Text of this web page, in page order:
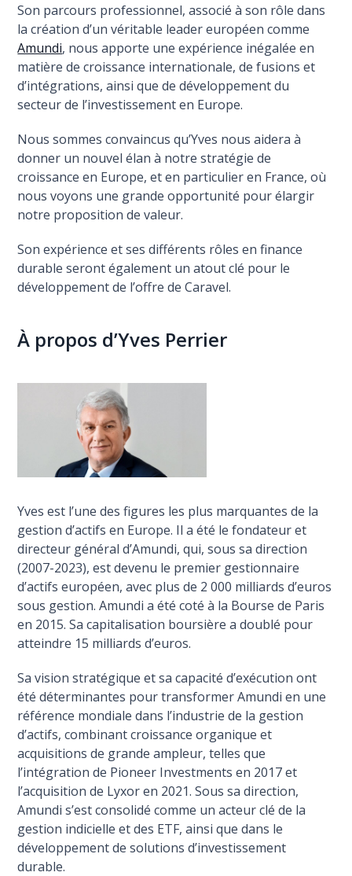
Son parcours professionnel, associé à son rôle dans
la création d’un véritable leader européen comme
Amundi, nous apporte une expérience inégalée en
matière de croissance internationale, de fusions et
d’intégrations, ainsi que de développement du
secteur de l’investissement en Europe.
Nous sommes convaincus qu’Yves nous aidera à
donner un nouvel élan à notre stratégie de
croissance en Europe, et en particulier en France, où
nous voyons une grande opportunité pour élargir
notre proposition de valeur.
Son expérience et ses différents rôles en finance
durable seront également un atout clé pour le
développement de l’offre de Caravel.
À propos d’Yves Perrier
Yves est l’une des figures les plus marquantes de la
gestion d’actifs en Europe. Il a été le fondateur et
directeur général d’Amundi, qui, sous sa direction
(2007-2023), est devenu le premier gestionnaire
d’actifs européen, avec plus de 2 000 milliards d’euros
sous gestion. Amundi a été coté à la Bourse de Paris
en 2015. Sa capitalisation boursière a doublé pour
atteindre 15 milliards d’euros.
Sa vision stratégique et sa capacité d’exécution ont
été déterminantes pour transformer Amundi en une
référence mondiale dans l’industrie de la gestion
d’actifs, combinant croissance organique et
acquisitions de grande ampleur, telles que
l’intégration de Pioneer Investments en 2017 et
l’acquisition de Lyxor en 2021. Sous sa direction,
Amundi s’est consolidé comme un acteur clé de la
gestion indicielle et des ETF, ainsi que dans le
développement de solutions d’investissement
durable.